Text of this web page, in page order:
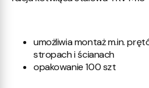
umożliwia montaż m.in.
stropach i ścianach
opakowanie 100 szt